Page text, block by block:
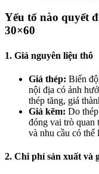
Yếu tố nào quyết
30×60
1. Giá nguyên liệu thô
Giá thép: Biến
nội địa có ảnh
thép tăng, giá
Giá kẽm: Do
đóng vai trò quan
và nhu cầu có thể
2. Chi phí sản xuất và